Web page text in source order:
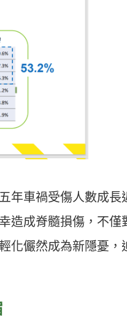
年車禍受傷人數成長
造成脊髓損傷，不僅
化儼然成為新隱憂，